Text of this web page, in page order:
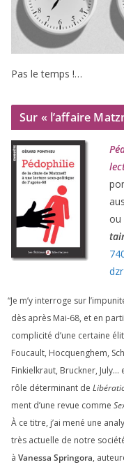
Pas le temps !…
Sur « l’affaire
ou
dzr
“Je m’y inter­roge sur
dès après Mai-68, et en
com­pli­ci­té d’une cer­taine
Foucault, Hocquenghem,
Finkielkraut, Bruckner,
rôle déter­mi­nant de
ment d’une revue comme
À ce titre, j’ai mené une
très actuelle de notre
à Vanessa Springora,